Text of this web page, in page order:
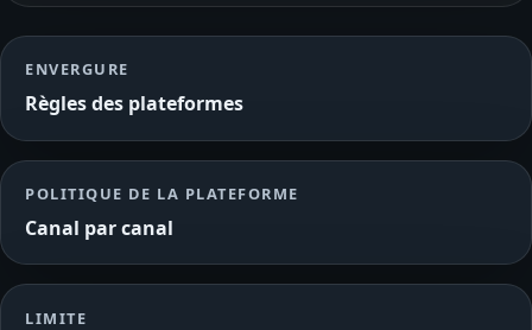
ENVERGURE
Règles des plateformes
POLITIQUE DE LA PLATEFORME
Canal par canal
LIMITE